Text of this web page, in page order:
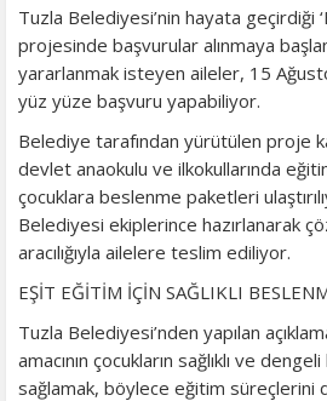
Tuzla Belediyesi’nin hayata geçirdiği
projesinde başvurular alınmaya
yararlanmak isteyen aileler, 15
yüz yüze başvuru yapabiliyor.
Belediye tarafından yürütülen proje
devlet anaokulu ve ilkokullarında
çocuklara beslenme paketleri
Belediyesi ekiplerince hazırlanarak
aracılığıyla ailelere teslim ediliyor.
EŞİT EĞİTİM İÇİN SAĞLIKLI
Tuzla Belediyesi’nden yapılan
amacının çocukların sağlıklı ve
sağlamak, böylece eğitim süreçlerini